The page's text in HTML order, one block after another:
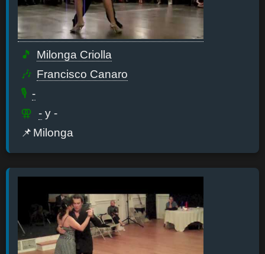
Milonga Criolla
Francisco Canaro
-
- y -
Milonga